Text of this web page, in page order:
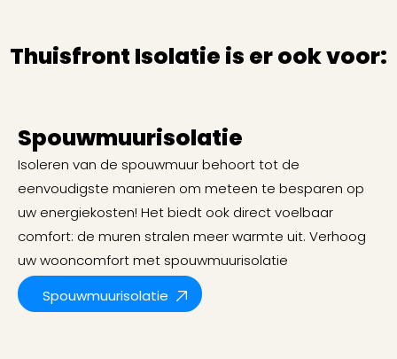
Thuisfront Isolatie is er ook voor:
Spouwmuurisolatie
Isoleren van de spouwmuur behoort tot de
eenvoudigste manieren om meteen te besparen op
uw energiekosten! Het biedt ook direct voelbaar
comfort: de muren stralen meer warmte uit. Verhoog
uw wooncomfort met spouwmuurisolatie
Spouwmuurisolatie